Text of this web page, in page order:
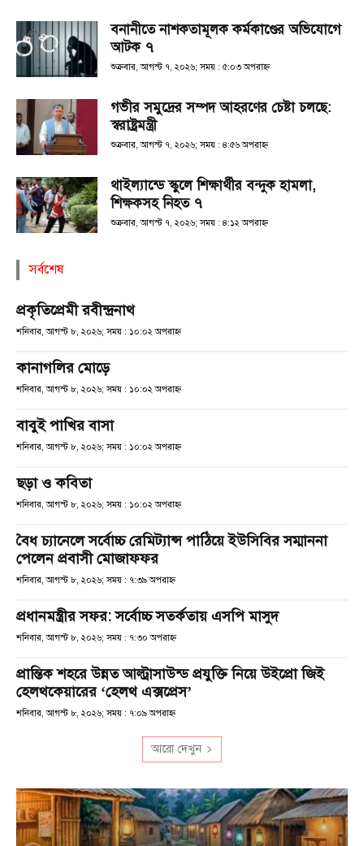
বনানীতে নাশকতামূলক কর্মকাণ্ডের অভিযোগে
আটক ৭
শুক্রবার, আগস্ট ৭, ২০২৬; সময় : ৫:০৩ অপরাহ্ণ
গভীর সমুদ্রের সম্পদ আহরণের চেষ্টা চলছে:
স্বরাষ্ট্রমন্ত্রী
শুক্রবার, আগস্ট ৭, ২০২৬; সময় : ৪:৫৬ অপরাহ্ণ
থাইল্যান্ডে স্কুলে শিক্ষার্থীর বন্দুক হামলা,
শিক্ষকসহ নিহত ৭
শুক্রবার, আগস্ট ৭, ২০২৬; সময় : ৪:১২ অপরাহ্ণ
সর্বশেষ
প্রকৃতিপ্রেমী রবীন্দ্রনাথ
শনিবার, আগস্ট ৮, ২০২৬; সময় : ১০:০২ অপরাহ্ণ
কানাগলির মোড়ে
শনিবার, আগস্ট ৮, ২০২৬; সময় : ১০:০২ অপরাহ্ণ
বাবুই পাখির বাসা
শনিবার, আগস্ট ৮, ২০২৬; সময় : ১০:০২ অপরাহ্ণ
ছড়া ও কবিতা
শনিবার, আগস্ট ৮, ২০২৬; সময় : ১০:০২ অপরাহ্ণ
বৈধ চ্যানেলে সর্বোচ্চ রেমিট্যান্স পাঠিয়ে ইউসিবির সম্মাননা
পেলেন প্রবাসী মোজাফফর
শনিবার, আগস্ট ৮, ২০২৬; সময় : ৭:৩৯ অপরাহ্ণ
প্রধানমন্ত্রীর সফর: সর্বোচ্চ সতর্কতায় এসপি মাসুদ
শনিবার, আগস্ট ৮, ২০২৬; সময় : ৭:৩০ অপরাহ্ণ
প্রান্তিক শহরে উন্নত আল্ট্রাসাউন্ড প্রযুক্তি নিয়ে উইপ্রো জিই
হেলথকেয়ারের ‘হেলথ এক্সপ্রেস’
শনিবার, আগস্ট ৮, ২০২৬; সময় : ৭:০৯ অপরাহ্ণ
আরো দেখুন